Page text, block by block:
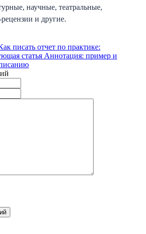
научные, театральные,
и другие.
писать отчет по практике:
статья Аннотация: пример и